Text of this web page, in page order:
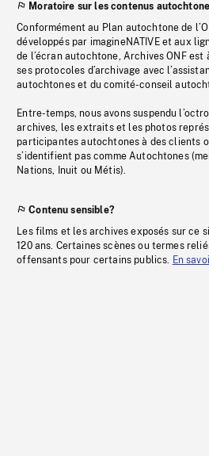
Moratoire sur les contenus
Conformément au Plan autochtone de
développés par imagineNATIVE et aux
de l’écran autochtone, Archives ONF
ses protocoles d’archivage avec
autochtones et du comité-conseil
Entre-temps, nous avons suspendu
archives, les extraits et les photos
participantes autochtones à des clients
s’identifient pas comme Autochtones
Nations, Inuit ou Métis).
Contenu sensible?
Les films et les archives exposés sur ce
120 ans. Certaines scènes ou termes
offensants pour certains publics. En